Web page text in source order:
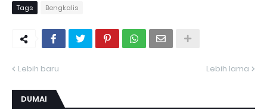
Tags Bengkalis
Lebih baru Lebih lama
DUMAI